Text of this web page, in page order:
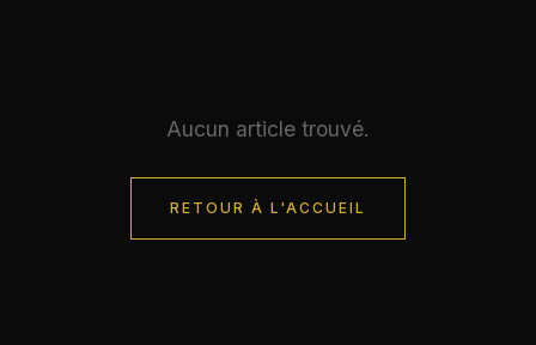
Aucun article trouvé.
RETOUR À L'ACCUEIL